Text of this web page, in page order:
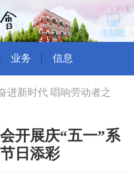
业务 信息
进新时代 唱响劳动者之
开展庆“五一”系
日添彩